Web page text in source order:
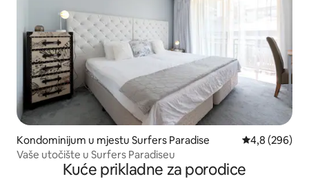
Kondominijum u mjestu Surfers Paradise prosječna
4,8 (296)
Vaše utočište u Surfers Paradiseu
Kuće prikladne za porodice